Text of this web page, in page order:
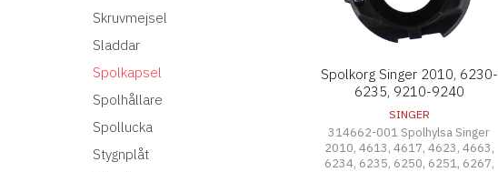
Skruvmejsel
Sladdar
Spolkapsel
Spolhållare
Spollucka
Stygnplåt
Spolkorg Singer 2010, 6230-
6235, 9210-9240
SINGER
314662-001 Spolhylsa Singer
2010, 4613, 4617, 4623, 4663,
6234, 6235, 6250, 6251, 6267,